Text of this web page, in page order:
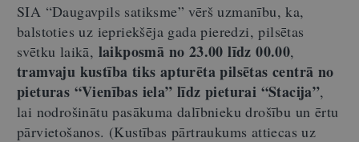
SIA “Daugavpils satiksme” vērš uzmanību, ka,
balstoties uz iepriekšēja gada pieredzi, pilsētas
svētku laikā, laikposmā no 23.00 līdz 00.00,
tramvaju kustība tiks apturēta pilsētas centrā no
pieturas “Vienības iela” līdz pieturai “Stacija”,
lai nodrošinātu pasākuma dalībnieku drošību un ērtu
pārvietošanos. (Kustības pārtraukums attiecas uz